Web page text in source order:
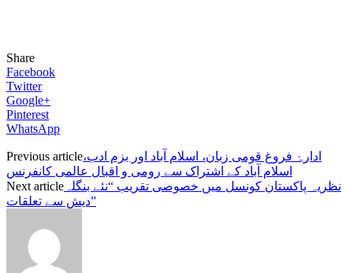
Share
Facebook
Twitter
Google+
Pinterest
WhatsApp
Previous articleادارۂ فروغ قومی زبان، اسلام آباد اور بزم ادب،
اسلام آباد کے اشتراک سے رومی و اقبال عالمی کانفرنس
Next article نظریہ پاکستان کونسل میں خصوصی تقریب “نئے بنگلہ
دیش سے تعلقات”